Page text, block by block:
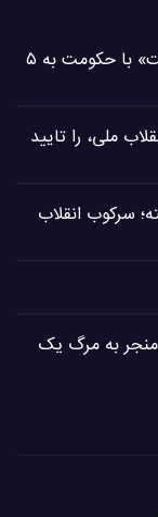
امید قوچانیان، شهروند درگز، به دلیل «مخالفت» با حکومت به ۵
ملی، را تایید
سرکوب انقلاب
منجر به مرگ یک